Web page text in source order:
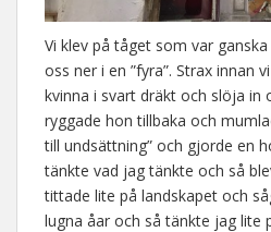
Vi klev på tåget som var
oss ner i en ”fyra”. Strax innan
kvinna i svart dräkt och slöja in
ryggade hon tillbaka och
till undsättning” och gjorde en
tänkte vad jag tänkte och så
tittade lite på landskapet och
lugna åar och så tänkte jag lite